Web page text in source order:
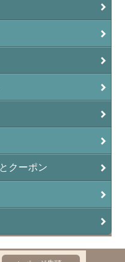
）
）
）
クーポン